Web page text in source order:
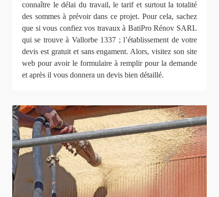
connaître le délai du travail, le tarif et surtout la totalité
des sommes à prévoir dans ce projet. Pour cela, sachez
que si vous confiez vos travaux à BatiPro Rénov SARL
qui se trouve à Vallorbe 1337 ; l’établissement de votre
devis est gratuit et sans engament. Alors, visitez son site
web pour avoir le formulaire à remplir pour la demande
et après il vous donnera un devis bien détaillé.